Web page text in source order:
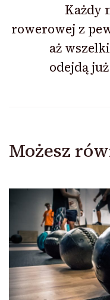
Każdy
rowerowej z
aż
odejdą
Możesz